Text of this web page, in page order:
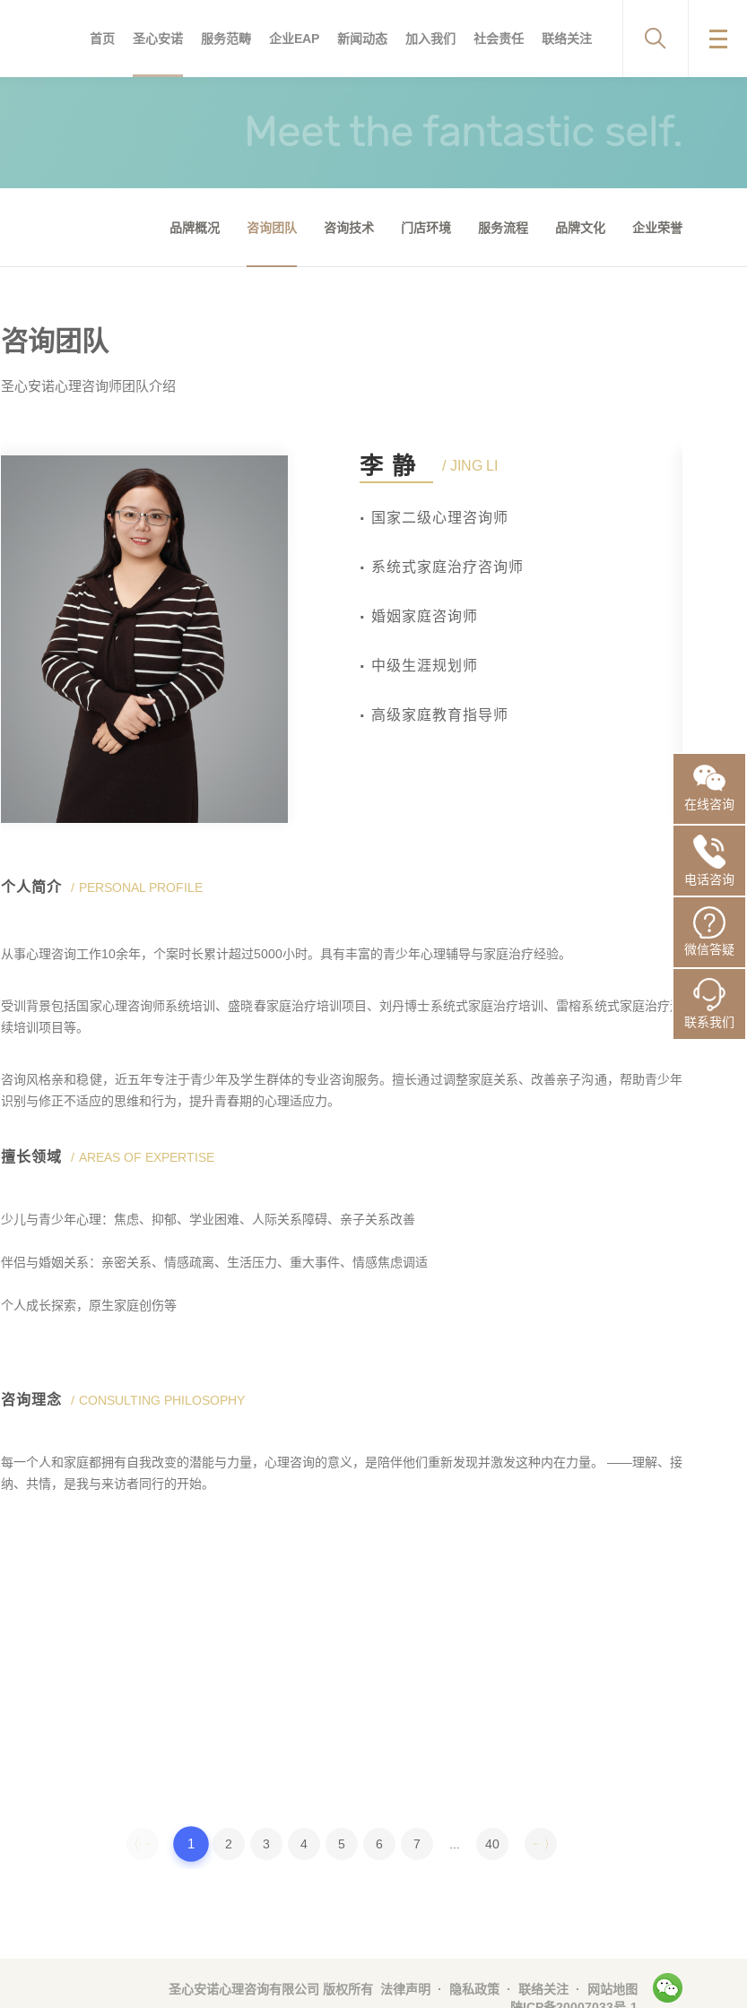
首页 圣心安诺 服务范畴 企业EAP 新闻动态 加入我们 社会责任 联络关注
品牌概况 咨询团队 咨询技术 门店环境 服务流程 品牌文化 企业荣誉
亲子教育 情绪问题 婚姻情感
EAP服务 专案服务 活动与培训 服务优势 服务流程 合作机构
集团要闻 媒体报道 区域动态 视频专区
职位信息
心理讲座 心理援助
Meet the fantastic self.
品牌概况 咨询团队 咨询技术 门店环境 服务流程 品牌文化 企业荣誉
咨询团队
圣心安诺心理咨询师团队介绍
李静 JING LI
国家二级心理咨询师
系统式家庭治疗咨询师
婚姻家庭咨询师
中级生涯规划师
高级家庭教育指导师
个人简介 PERSONAL PROFILE
从事心理咨询工作10余年，个案时长累计超过5000小时。具有丰富的青少年心理辅导与家庭治疗经验。
受训背景包括国家心理咨询师系统培训、盛晓春家庭治疗培训项目、刘丹博士系统式家庭治疗培训、雷榕系统式家庭治疗连
续培训项目等。
咨询风格亲和稳健，近五年专注于青少年及学生群体的专业咨询服务。擅长通过调整家庭关系、改善亲子沟通，帮助青少年
识别与修正不适应的思维和行为，提升青春期的心理适应力。
擅长领域 AREAS OF EXPERTISE
少儿与青少年心理：焦虑、抑郁、学业困难、人际关系障碍、亲子关系改善
伴侣与婚姻关系：亲密关系、情感疏离、生活压力、重大事件、情感焦虑调适
个人成长探索，原生家庭创伤等
咨询理念 CONSULTING PHILOSOPHY
每一个人和家庭都拥有自我改变的潜能与力量，心理咨询的意义，是陪伴他们重新发现并激发这种内在力量。 ——理解、接
纳、共情，是我与来访者同行的开始。
个人简介
拥有10余
系统学习
国心理卫
1 2 3 4 5 6 7 40
圣心安诺心理咨询有限公司 版权所有 法律声明 · 隐私政策 · 联络关注 ·
网站地图
在线咨询
电话咨询
微信答疑
联系我们